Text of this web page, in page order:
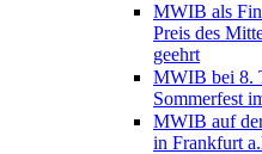
MWIB als
Preis des
geehrt
MWIB bei 8.
Sommerfest
MWIB auf
in Frankfurt